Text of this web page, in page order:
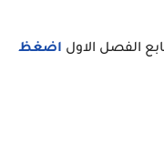
الفصل الاول اضغظ